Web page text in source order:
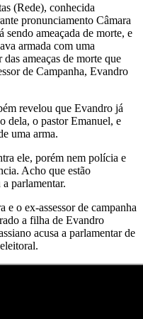
(Rede), conhecida
pronunciamento Câmara
ameaçada de morte, e
armada com uma
ameaças de morte que
de Campanha, Evandro
revelou que Evandro já
dela, o pastor Emanuel, e
uma arma.
ele, porém nem polícia e
Acho que estão
parlamentar.
e o ex-assessor de campanha
a filha de Evandro
acusa a parlamentar de